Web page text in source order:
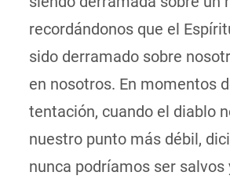
recordándonos que el
sido derramado sobre
en nosotros. En momentos
tentación, cuando el diablo
nuestro punto más débil,
nunca podríamos ser salvos